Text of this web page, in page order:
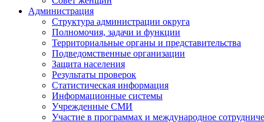
Администрация
Структура администрации округа
Полномочия, задачи и функции
Территориальные органы и представительства
Подведомственные организации
Защита населения
Результаты проверок
Статистическая информация
Информационные системы
Учрежденные СМИ
Участие в программах и международное